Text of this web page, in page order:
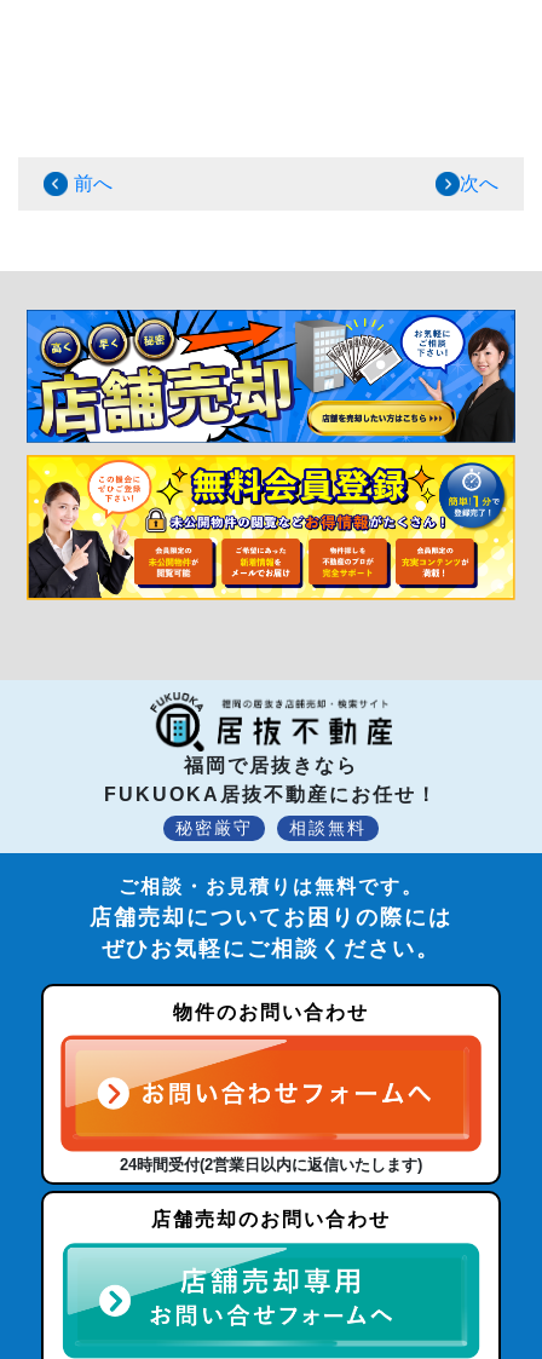
前へ 次へ
福岡で居抜きなら
FUKUOKA居抜不動産にお任せ！
秘密厳守 相談無料
ご相談・お見積りは無料です。
店舗売却についてお困りの際には
ぜひお気軽にご相談ください。
物件のお問い合わせ
24時間受付(2営業日以内に返信いたします)
店舗売却のお問い合わせ